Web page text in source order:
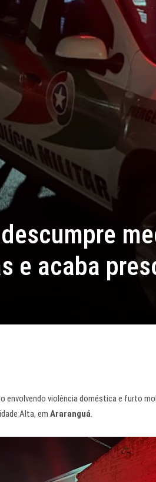
e acaba
envolvendo violência doméstica e furto
Alta, em Araranguá